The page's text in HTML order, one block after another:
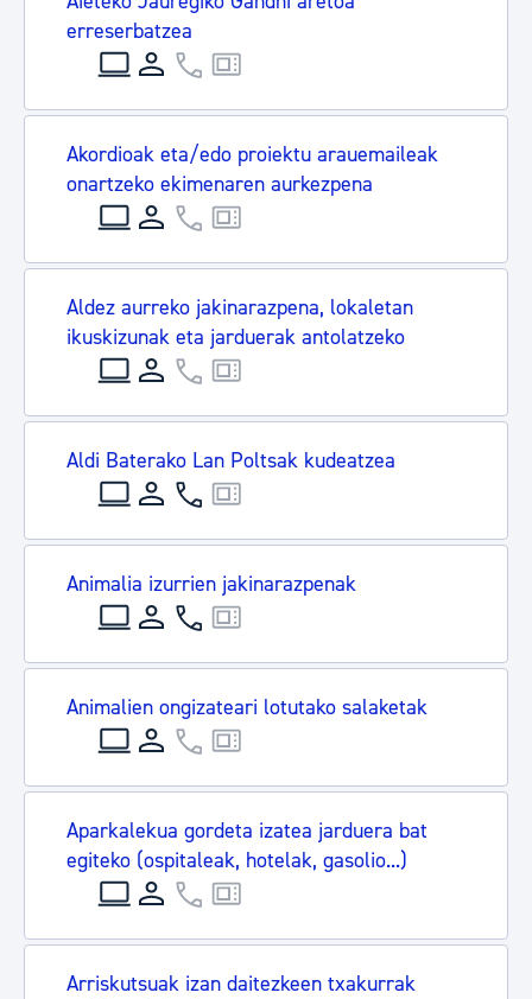
erreserbatzea
Akordioak eta/edo proiektu arauemaileak
onartzeko ekimenaren aurkezpena
Aldez aurreko jakinarazpena, lokaletan
ikuskizunak eta jarduerak antolatzeko
Aldi Baterako Lan Poltsak kudeatzea
Animalia izurrien jakinarazpenak
Animalien ongizateari lotutako salaketak
Aparkalekua gordeta izatea jarduera bat
egiteko (ospitaleak, hotelak, gasolio...)
Arriskutsuak izan daitezkeen txakurrak